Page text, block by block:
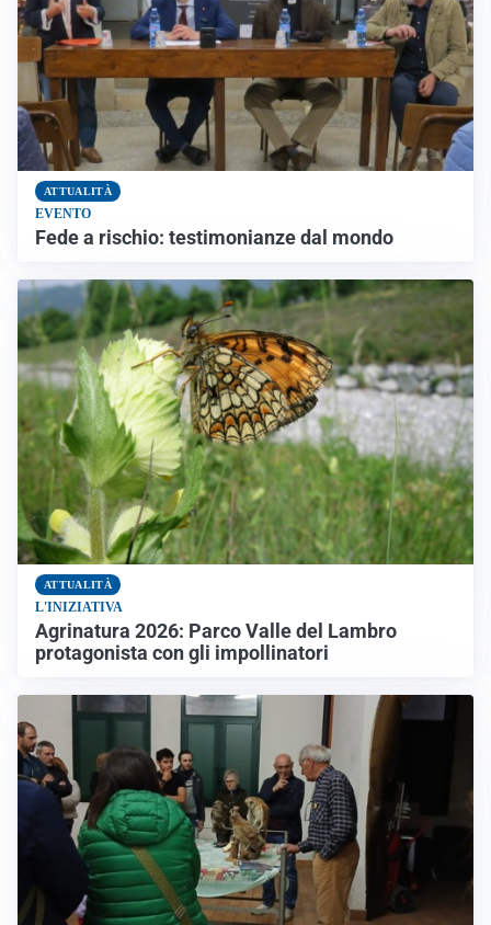
ATTUALITÀ
EVENTO
Fede a rischio: testimonianze dal mondo
ATTUALITÀ
L'INIZIATIVA
Agrinatura 2026: Parco Valle del Lambro
protagonista con gli impollinatori